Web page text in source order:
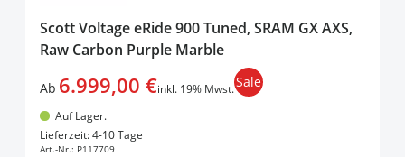
Scott Voltage eRide 900 Tuned, SRAM GX AXS,
Raw Carbon Purple Marble
Ab 6.999,00 €inkl. 19% Mwst.Sale
Auf Lager.
Lieferzeit: 4-10 Tage
Art.-Nr.: P117709